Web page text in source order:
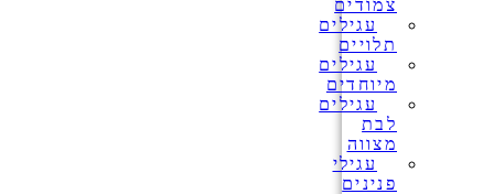
צמודים
עגילים
תלויים
עגילים
מיוחדים
עגילים
לבת
מצווה
עגילי
פנינים